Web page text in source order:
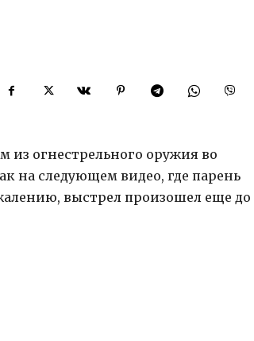
из огнестрельного оружия во
на следующем видео, где парень
выстрел произошел еще до